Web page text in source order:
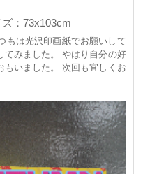
：73x103cm
もは光沢印画紙でお願いして
てみました。 やはり自分の好
もいました。 次回も宜しくお